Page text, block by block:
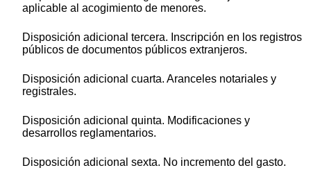
aplicable al acogimiento de menores.
Disposición adicional tercera. Inscripción en los registros
públicos de documentos públicos extranjeros.
Disposición adicional cuarta. Aranceles notariales y
registrales.
Disposición adicional quinta. Modificaciones y
desarrollos reglamentarios.
Disposición adicional sexta. No incremento del gasto.